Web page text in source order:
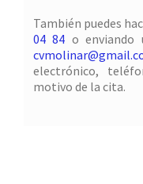
También puedes
04 84 o enviando
electrónico,
motivo de la cita.